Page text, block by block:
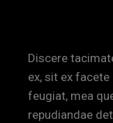
Discere
ex, sit ex
feugiat, mea
repudiandae